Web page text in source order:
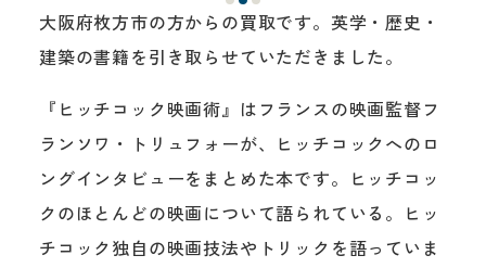
大阪府枚方市の方からの買取です。英学・歴史・
建築の書籍を引き取らせていただきました。
『ヒッチコック映画術』はフランスの映画監督フ
ランソワ・トリュフォーが、ヒッチコックへのロ
ングインタビューをまとめた本です。ヒッチコッ
クのほとんどの映画について語られている。ヒッ
チコック独自の映画技法やトリックを語っていま